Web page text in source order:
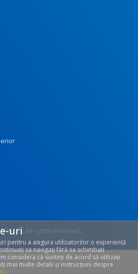
All rights reserved.
[T: 0.2651, O: 92]
uri
pentru a asigura utilizatorilor o experiență
sa navigați fără sa schimbați
considera că sunteți de acord să utilizați
mai multe detalii și instrucțiuni despre
.